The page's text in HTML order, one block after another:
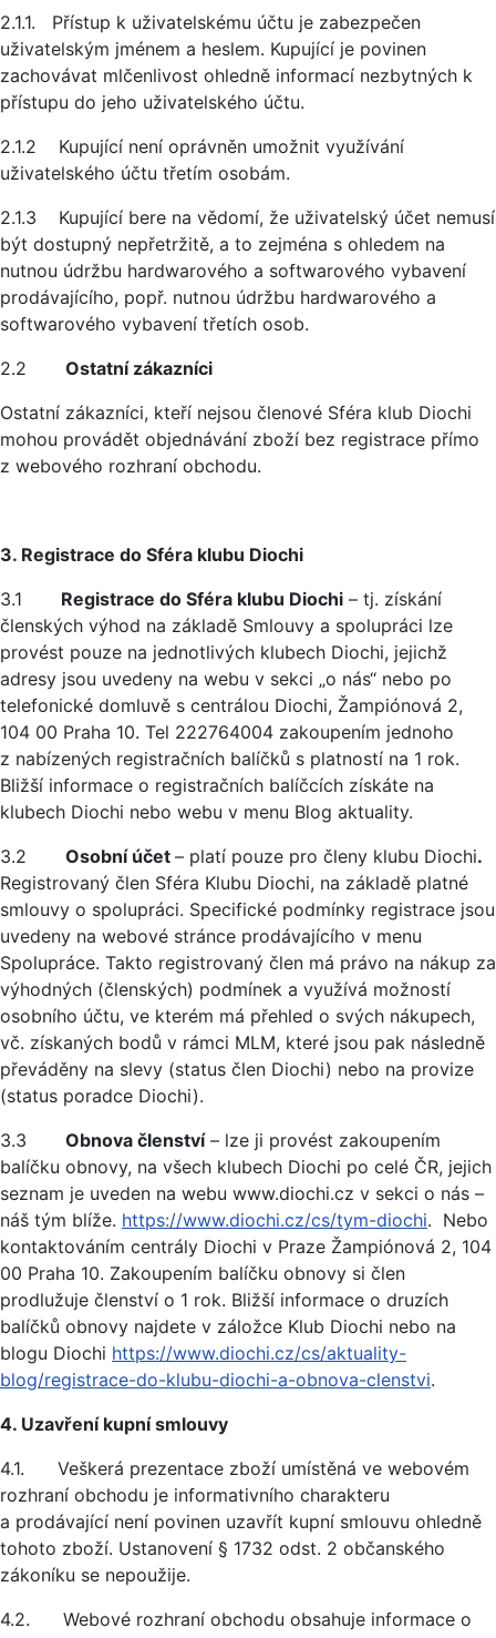
2.1.1. Přístup k uživatelskému účtu je zabezpečen
uživatelským jménem a heslem. Kupující je povinen
zachovávat mlčenlivost ohledně informací nezbytných k
přístupu do jeho uživatelského účtu.
2.1.2 Kupující není oprávněn umožnit využívání
uživatelského účtu třetím osobám.
2.1.3 Kupující bere na vědomí, že uživatelský účet nemusí
být dostupný nepřetržitě, a to zejména s ohledem na
nutnou údržbu hardwarového a softwarového vybavení
prodávajícího, popř. nutnou údržbu hardwarového a
softwarového vybavení třetích osob.
2.2 Ostatní zákazníci
Ostatní zákazníci, kteří nejsou členové Sféra klub Diochi
mohou provádět objednávání zboží bez registrace přímo
z webového rozhraní obchodu.
3. Registrace do Sféra klubu Diochi
3.1 Registrace do Sféra klubu Diochi – tj. získání
členských výhod na základě Smlouvy a spolupráci lze
provést pouze na jednotlivých klubech Diochi, jejichž
adresy jsou uvedeny na webu v sekci „o nás“ nebo po
telefonické domluvě s centrálou Diochi, Žampiónová 2,
104 00 Praha 10. Tel 222764004 zakoupením jednoho
z nabízených registračních balíčků s platností na 1 rok.
Bližší informace o registračních balíčcích získáte na
klubech Diochi nebo webu v menu Blog aktuality.
3.2 Osobní účet – platí pouze pro členy klubu Diochi.
Registrovaný člen Sféra Klubu Diochi, na základě platné
smlouvy o spolupráci. Specifické podmínky registrace jsou
uvedeny na webové stránce prodávajícího v menu
Spolupráce. Takto registrovaný člen má právo na nákup za
výhodných (členských) podmínek a využívá možností
osobního účtu, ve kterém má přehled o svých nákupech,
vč. získaných bodů v rámci MLM, které jsou pak následně
převáděny na slevy (status člen Diochi) nebo na provize
(status poradce Diochi).
3.3 Obnova členství– lze ji provést zakoupením
balíčku obnovy, na všech klubech Diochi po celé ČR, jejich
seznam je uveden na webu www.diochi.cz v sekci o nás –
náš tým blíže. https://www.diochi.cz/cs/tym-diochi. Nebo
kontaktováním centrály Diochi v Praze Žampiónová 2, 104
00 Praha 10. Zakoupením balíčku obnovy si člen
prodlužuje členství o 1 rok. Bližší informace o druzích
balíčků obnovy najdete v záložce Klub Diochi nebo na
blogu Diochi https://www.diochi.cz/cs/aktuality-
blog/registrace-do-klubu-diochi-a-obnova-clenstvi.
4. Uzavření kupní smlouvy
4.1. Veškerá prezentace zboží umístěná ve webovém
rozhraní obchodu je informativního charakteru
a prodávající není povinen uzavřít kupní smlouvu ohledně
tohoto zboží. Ustanovení § 1732 odst. 2 občanského
zákoníku se nepoužije.
4.2. Webové rozhraní obchodu obsahuje informace o